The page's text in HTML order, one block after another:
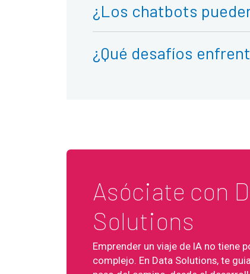
¿Los chatbots
¿Qué desafíos
Asóciate con
Solutions
Emprender un viaje de IA no tiene
complejo. En Data Solutions, te